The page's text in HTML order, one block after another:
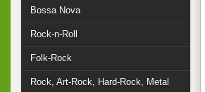
Bossa Nova
Rock-n-Roll
Folk-Rock
Rock, Art-Rock, Hard-Rock, Metal